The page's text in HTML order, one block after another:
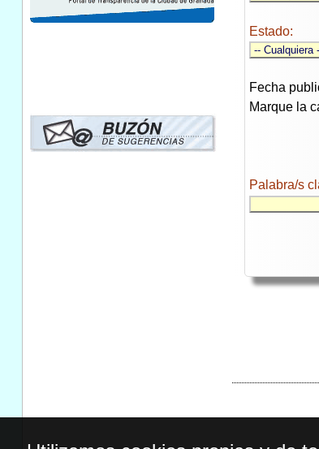
Estado:
Fecha
Marque la
Palabra/s